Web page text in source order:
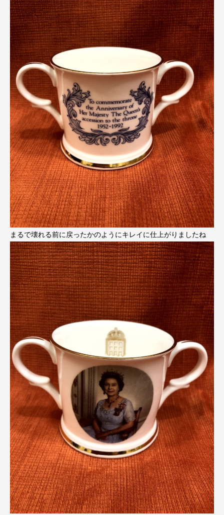
まるで壊れる前に戻ったかのようにキレイに仕上がりましたね